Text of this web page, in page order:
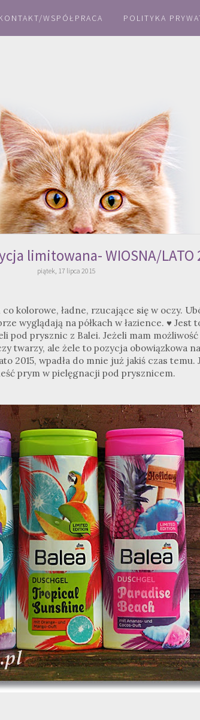
WSPÓŁPRACA POLITYKA
limitowana- WIOSNA/LATO
piątek, 17 lipca 2015
kolorowe, ładne, rzucające się w oczy.
wyglądają na półkach w łazience. ♥ Jest
pod prysznic z Balei. Jeżeli mam możliwość
twarzy, ale żele to pozycja obowiązkowa
2015, wpadła do mnie już jakiś czas temu.
prym w pielęgnacji pod prysznicem.